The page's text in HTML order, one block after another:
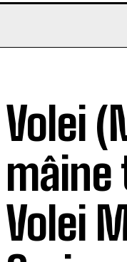
Volei
mâine
Volei